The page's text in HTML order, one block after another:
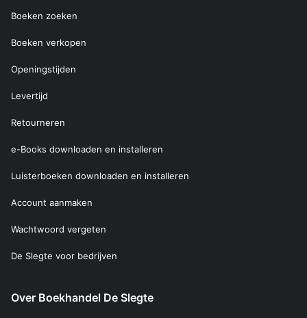
Boeken zoeken
Boeken verkopen
Openingstijden
Levertijd
Retourneren
e-Books downloaden en installeren
Luisterboeken downloaden en installeren
Account aanmaken
Wachtwoord vergeten
De Slegte voor bedrijven
Over Boekhandel De Slegte